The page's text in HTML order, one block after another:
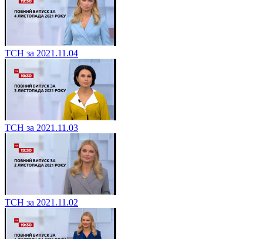
ТСН за 2021.11.04
ТСН за 2021.11.03
ТСН за 2021.11.02